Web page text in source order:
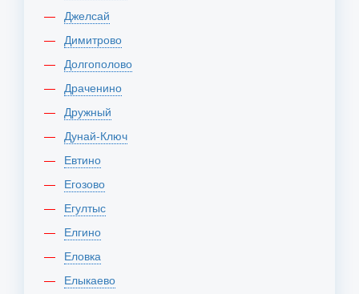
Джелсай
Димитрово
Долгополово
Драченино
Дружный
Дунай-Ключ
Евтино
Егозово
Егултыс
Елгино
Еловка
Елыкаево